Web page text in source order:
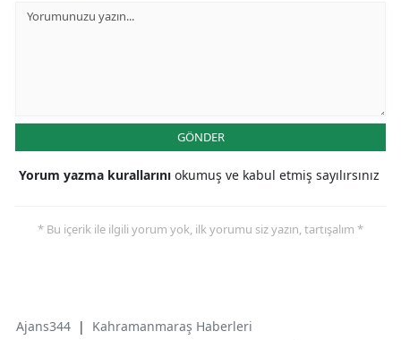
GÖNDER
Yorum yazma kurallarını okumuş ve kabul etmiş sayılırsınız
* Bu içerik ile ilgili yorum yok, ilk yorumu siz yazın, tartışalım *
Ajans344 | Kahramanmaraş Haberleri